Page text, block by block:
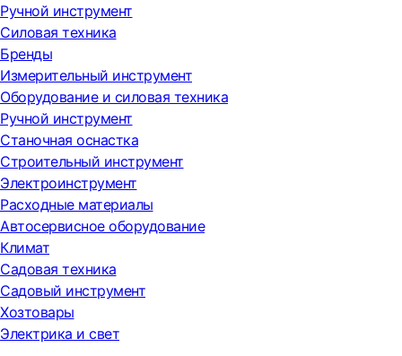
Ручной инструмент
Силовая техника
Бренды
Измерительный инструмент
Оборудование и силовая техника
Ручной инструмент
Станочная оснастка
Строительный инструмент
Электроинструмент
Расходные материалы
Автосервисное оборудование
Климат
Садовая техника
Садовый инструмент
Хозтовары
Электрика и свет